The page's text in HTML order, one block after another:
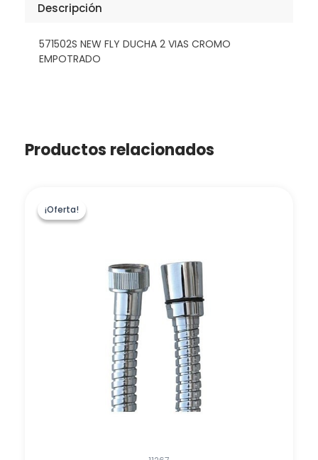
Descripción
571502S NEW FLY DUCHA 2 VIAS CROMO
EMPOTRADO
Productos relacionados
¡Oferta!
¡Oferta!